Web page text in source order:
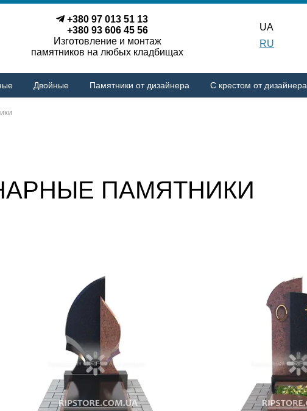
+380 97 013 51 13
+380 93 606 45 56
Изготовление и монтаж
памятников на любых кладбищах
UA
RU
Двойные Памятники от дизайнера С крестом от дизайнера
ПАМЯТНИКИ